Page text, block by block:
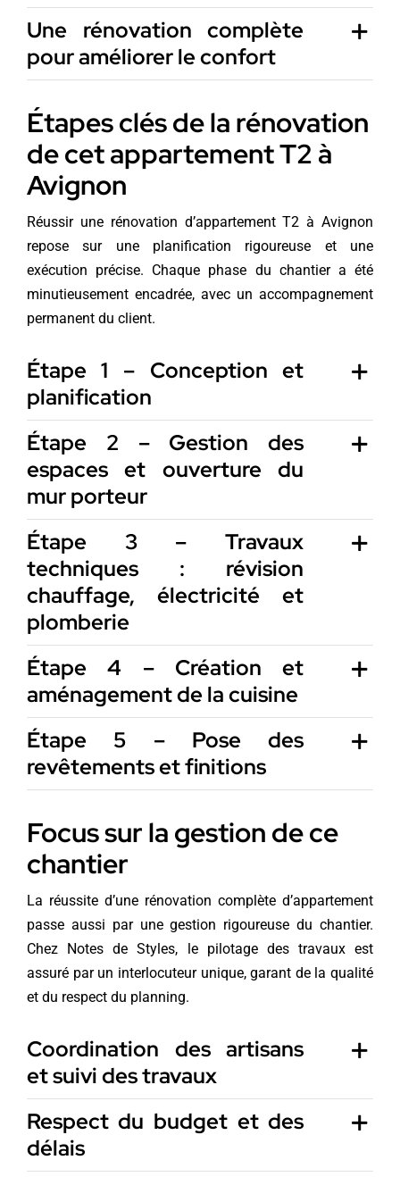
Une rénovation complète
pour améliorer le confort
Étapes clés de la rénovation
de cet appartement T2 à
Avignon
Réussir une rénovation d’appartement T2 à Avignon
repose sur une planification rigoureuse et une
exécution précise. Chaque phase du chantier a été
minutieusement encadrée, avec un accompagnement
permanent du client.
Étape 1 – Conception et
planification
Étape 2 – Gestion des
espaces et ouverture du
mur porteur
Étape 3 – Travaux
techniques : révision
chauffage, électricité et
plomberie
Étape 4 – Création et
aménagement de la cuisine
Étape 5 – Pose des
revêtements et finitions
Focus sur la gestion de ce
chantier
La réussite d’une rénovation complète d’appartement
passe aussi par une gestion rigoureuse du chantier.
Chez Notes de Styles, le pilotage des travaux est
assuré par un interlocuteur unique, garant de la qualité
et du respect du planning.
Coordination des artisans
et suivi des travaux
Respect du budget et des
délais